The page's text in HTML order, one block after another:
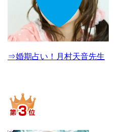
⇒婚期占い！月村天音先生